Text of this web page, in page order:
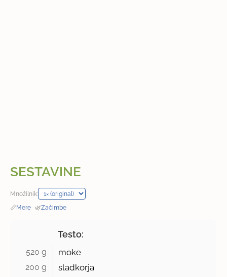
SESTAVINE
Množilnik:
📏Mere · 🌿Začimbe
Testo:
520 g moke
200 g sladkorja